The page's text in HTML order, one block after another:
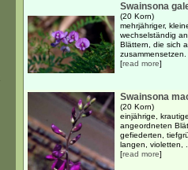
Swainsona
(20 Korn)
mehrjähriger,
wechselständig
Blättern, die sich
[read more]
Swainsona
(20 Korn)
einjährige,
angeordneten
gefiederten,
langen, violetten,
[read more]